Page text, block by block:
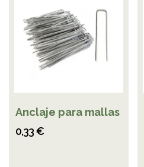
Anclaje para mallas
0,33 €